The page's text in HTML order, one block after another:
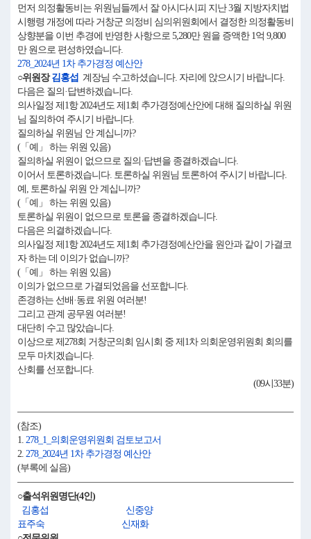
먼저 의정활동비는 위원님들께서 잘 아시다시피 지난 3월 지방자치법
시행령 개정에 따라 거창군 의정비 심의위원회에서 결정한 의정활동비
상향분을 이번 추경에 반영한 사항으로 5,280만 원을 증액한 1억 9,800
만 원으로 편성하였습니다.
278_2024년 1차 추가경정 예산안
○위원장김홍섭 계장님 수고하셨습니다. 자리에 앉으시기 바랍니다.
다음은 질의·답변하겠습니다.
의사일정 제1항 2024년도 제1회 추가경정예산안에 대해 질의하실 위원
님 질의하여 주시기 바랍니다.
질의하실 위원님 안 계십니까?
(「예」 하는 위원 있음)
질의하실 위원이 없으므로 질의·답변을 종결하겠습니다.
이어서 토론하겠습니다. 토론하실 위원님 토론하여 주시기 바랍니다.
예, 토론하실 위원 안 계십니까?
(「예」 하는 위원 있음)
토론하실 위원이 없으므로 토론을 종결하겠습니다.
다음은 의결하겠습니다.
의사일정 제1항 2024년도 제1회 추가경정예산안을 원안과 같이 가결코
자 하는 데 이의가 없습니까?
(「예」 하는 위원 있음)
이의가 없으므로 가결되었음을 선포합니다.
존경하는 선배·동료 위원 여러분!
그리고 관계 공무원 여러분!
대단히 수고 많았습니다.
이상으로 제278회 거창군의회 임시회 중 제1차 의회운영위원회 회의를
모두 마치겠습니다.
산회를 선포합니다.
(09시33분)
(참조)
1. 278_1_의회운영위원회 검토보고서
2. 278_2024년 1차 추가경정 예산안
(부록에 실음)
○출석위원명단(4인)
김홍섭
신중양
표주숙
신재화